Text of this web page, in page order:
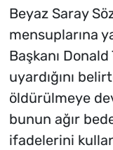
Beyaz Saray
mensuplarına
Başkanı
uyardığını
öldürülmeye
bunun ağır
ifadelerini